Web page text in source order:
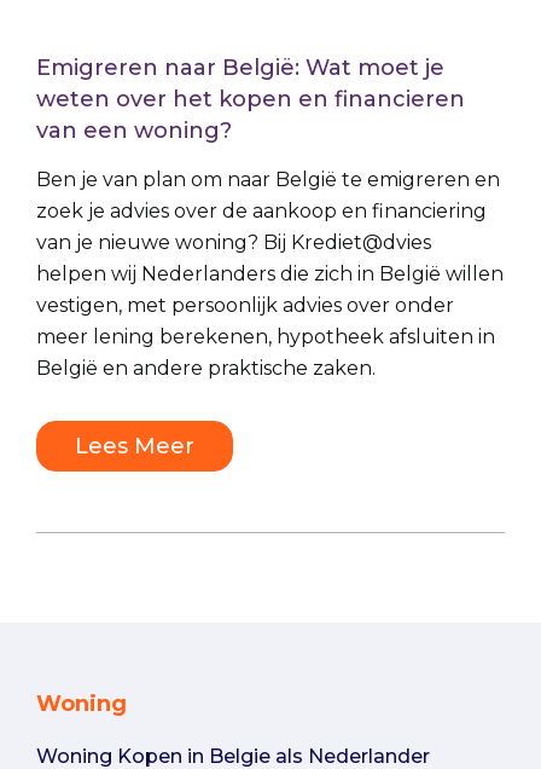
Emigreren naar België: Wat moet je
weten over het kopen en financieren
van een woning?
Ben je van plan om naar België te emigreren en
zoek je advies over de aankoop en financiering
van je nieuwe woning? Bij Krediet@dvies
helpen wij Nederlanders die zich in België willen
vestigen, met persoonlijk advies over onder
meer lening berekenen, hypotheek afsluiten in
België en andere praktische zaken.
Lees Meer
Woning
Woning Kopen in Belgie als Nederlander